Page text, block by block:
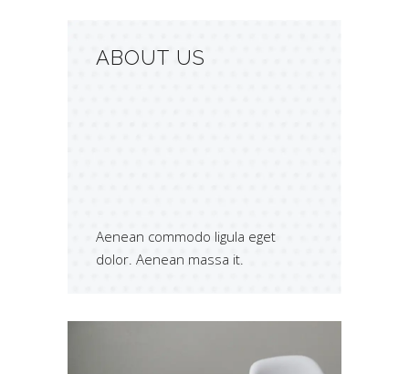
ABOUT US
Aenean commodo ligula eget
dolor. Aenean massa it.